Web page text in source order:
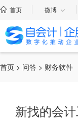
首页 微博
首页 > 问答 > 财务软件
新找的会